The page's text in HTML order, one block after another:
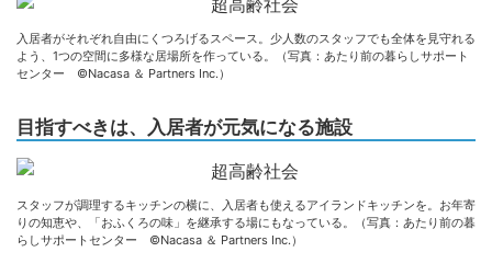
入居者がそれぞれ自由にくつろげるスペース。少人数のスタッフでも全体を見守れる
よう、1つの空間に多様な居場所を作っている。（写真：あたり前の暮らしサポート
センター ©Nacasa ＆ Partners Inc.）
目指すべきは、入居者が元気になる施設
スタッフが調理するキッチンの横に、入居者も使えるアイランドキッチンを。お年寄
りの知恵や、「おふくろの味」を継承する場にもなっている。（写真：あたり前の暮
らしサポートセンター ©Nacasa ＆ Partners Inc.）